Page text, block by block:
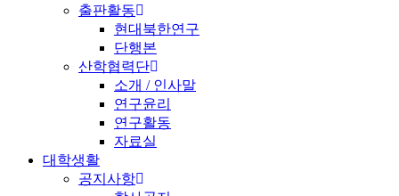
출판활동
현대북한연구
단행본
산학협력단
소개 / 인사말
연구윤리
연구활동
자료실
대학생활
공지사항